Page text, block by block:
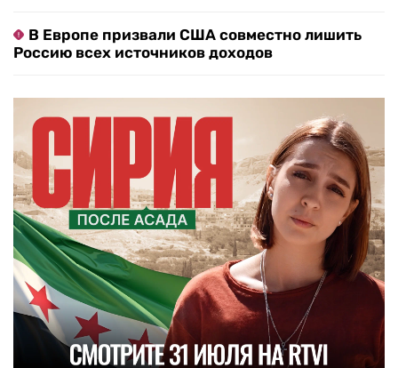
В Европе призвали США совместно лишить
Россию всех источников доходов